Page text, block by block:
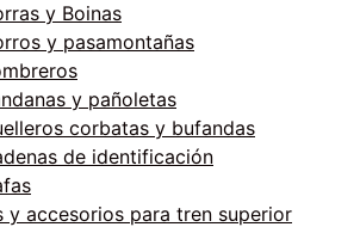
y Boinas
y pasamontañas
y pañoletas
corbatas y bufandas
de identificación
y accesorios para tren superior